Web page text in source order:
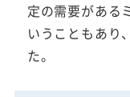
定の需要がある
いうこともあり
た。